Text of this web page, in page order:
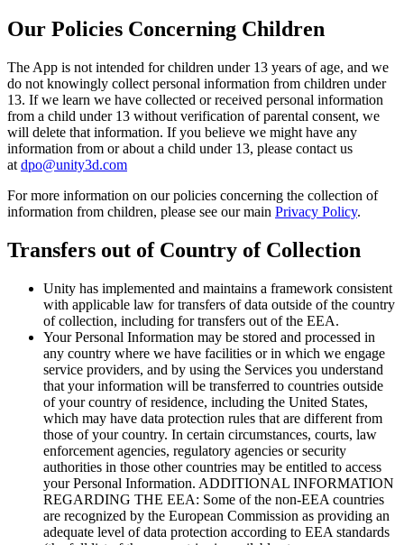
Our Policies Concerning Children
The App is not intended for children under 13 years of age, and we
do not knowingly collect personal information from children under
13. If we learn we have collected or received personal information
from a child under 13 without verification of parental consent, we
will delete that information. If you believe we might have any
information from or about a child under 13, please contact us
at dpo@unity3d.com
For more information on our policies concerning the collection of
information from children, please see our main Privacy Policy.
Transfers out of Country of Collection
Unity has implemented and maintains a framework consistent
with applicable law for transfers of data outside of the country
of collection, including for transfers out of the EEA.
Your Personal Information may be stored and processed in
any country where we have facilities or in which we engage
service providers, and by using the Services you understand
that your information will be transferred to countries outside
of your country of residence, including the United States,
which may have data protection rules that are different from
those of your country. In certain circumstances, courts, law
enforcement agencies, regulatory agencies or security
authorities in those other countries may be entitled to access
your Personal Information. ADDITIONAL INFORMATION
REGARDING THE EEA: Some of the non-EEA countries
are recognized by the European Commission as providing an
adequate level of data protection according to EEA standards